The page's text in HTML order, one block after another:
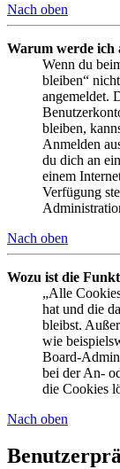
Nach oben
Warum werde ich
Wenn du
bleiben“
angemeldet.
bleiben,
Anmelden
du dich an
einem
Verfügung
Nach oben
Wozu ist die
„Alle
hat und die
bleibst.
wie
Board-
bei der An-
die Cookies
Nach oben